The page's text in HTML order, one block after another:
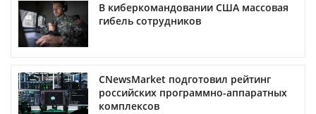
В киберкомандовании США массовая
гибель сотрудников
CNewsMarket подготовил рейтинг
российских программно-аппаратных
комплексов